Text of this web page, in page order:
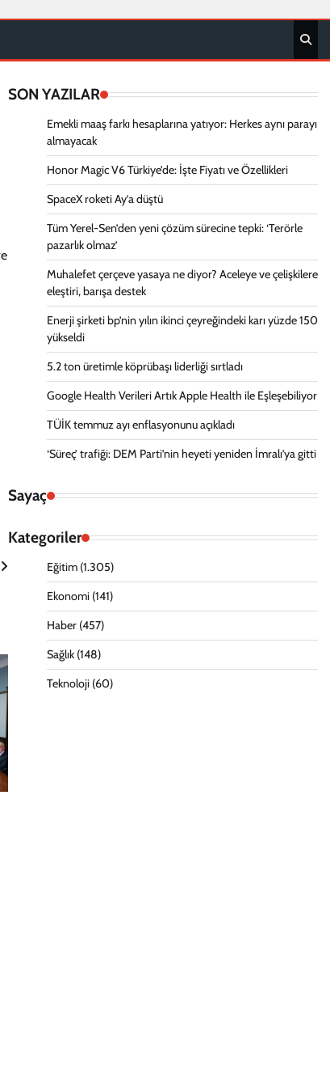
SON YAZILAR
Emekli maaş farkı hesaplarına yatıyor: Herkes aynı parayı
almayacak
Honor Magic V6 Türkiye’de: İşte Fiyatı ve Özellikleri
SpaceX roketi Ay’a düştü
Tüm Yerel-Sen’den yeni çözüm sürecine tepki: ‘Terörle
pazarlık olmaz’
Muhalefet çerçeve yasaya ne diyor? Aceleye ve çelişkilere
eleştiri, barışa destek
Enerji şirketi bp’nin yılın ikinci çeyreğindeki karı yüzde 150
yükseldi
5.2 ton üretimle köprübaşı liderliği sırtladı
Google Health Verileri Artık Apple Health ile Eşleşebiliyor
TÜİK temmuz ayı enflasyonunu açıkladı
‘Süreç’ trafiği: DEM Parti’nin heyeti yeniden İmralı’ya gitti
Sayaç
Kategoriler
Eğitim(1.305)
Ekonomi(141)
Haber(457)
Sağlık(148)
Teknoloji(60)